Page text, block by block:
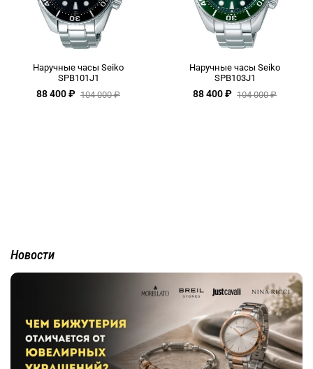
Наручные часы Seiko
SPB101J1
88 400 ₽ 104 000 ₽
Наручные часы Seiko
SPB103J1
88 400 ₽ 104 000 ₽
Новости